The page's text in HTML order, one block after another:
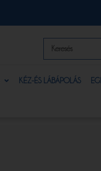
KÉZ-ÉS LÁBÁPOLÁS